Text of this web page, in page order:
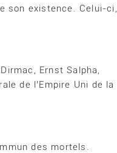
son existence. Celui-ci,
Ernst Salpha,
de l’Empire Uni de la
des mortels.